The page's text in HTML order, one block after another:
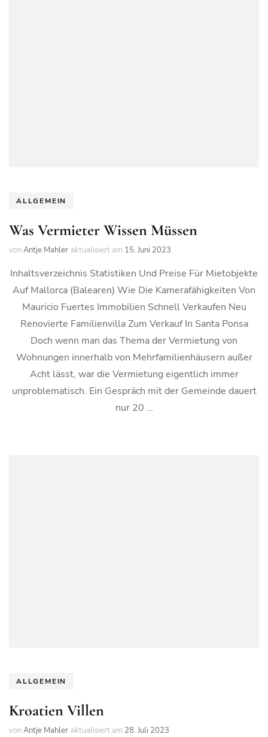
ALLGEMEIN
Was Vermieter Wissen Müssen
vonAntje Mahler aktualisiert am 15. Juni 2023
Inhaltsverzeichnis Statistiken Und Preise Für Mietobjekte
Auf Mallorca (Balearen) Wie Die Kamerafähigkeiten Von
Mauricio Fuertes Immobilien Schnell Verkaufen Neu
Renovierte Familienvilla Zum Verkauf In Santa Ponsa
Doch wenn man das Thema der Vermietung von
Wohnungen innerhalb von Mehrfamilienhäusern außer
Acht lässt, war die Vermietung eigentlich immer
unproblematisch. Ein Gespräch mit der Gemeinde dauert
nur 20 …
ALLGEMEIN
Kroatien Villen
vonAntje Mahler aktualisiert am 28. Juli 2023